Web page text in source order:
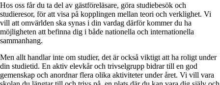
Hos oss får du ta del av gästföreläsare, göra studiebesök och
studieresor, för att visa på kopplingen mellan teori och verklighet. Vi
vill att omvärlden ska synas i din vardag därför kommer du ha
möjligheten att befinna dig i både nationella och internationella
sammanhang.
Men allt handlar inte om studier, det är också viktigt att ha roligt under
din studietid. En aktiv elevkår och trivselgrupp bidrar till en god
gemenskap och anordnar flera olika aktiviteter under året. Vi vill vara